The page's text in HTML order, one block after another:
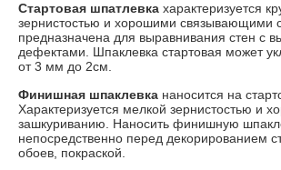
Стартовая шпатлевка характеризуется
зернистостью и хорошими связывающими
предназначена для выравнивания стен с
дефектами. Шпаклевка стартовая может
от 3 мм до 2см.
Финишная шпаклевка наносится на
Характеризуется мелкой зернистостью и
зашкуриванию. Наносить финишную
непосредственно перед декорированием
обоев, покраской.